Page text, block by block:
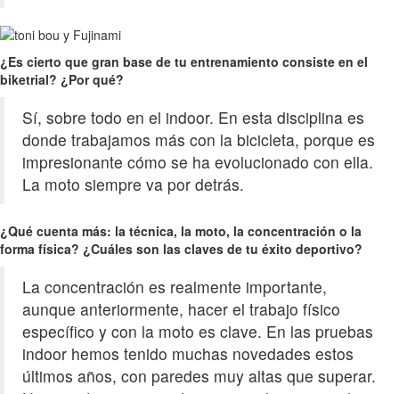
¿Es cierto que gran base de tu entrenamiento consiste en el
biketrial? ¿Por qué?
Sí, sobre todo en el indoor. En esta disciplina es
donde trabajamos más con la bicicleta, porque es
impresionante cómo se ha evolucionado con ella.
La moto siempre va por detrás.
¿Qué cuenta más: la técnica, la moto, la concentración o la
forma física? ¿Cuáles son las claves de tu éxito deportivo?
La concentración es realmente importante,
aunque anteriormente, hacer el trabajo físico
específico y con la moto es clave. En las pruebas
indoor hemos tenido muchas novedades estos
últimos años, con paredes muy altas que superar.